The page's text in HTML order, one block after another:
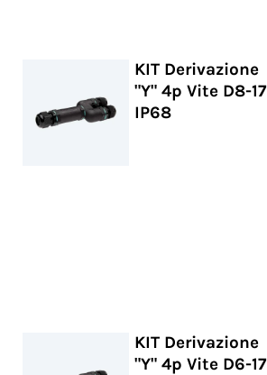
KIT Derivazione
"Y" 4p Vite D8-17
IP68
KIT Derivazione
"Y" 4p Vite D6-17